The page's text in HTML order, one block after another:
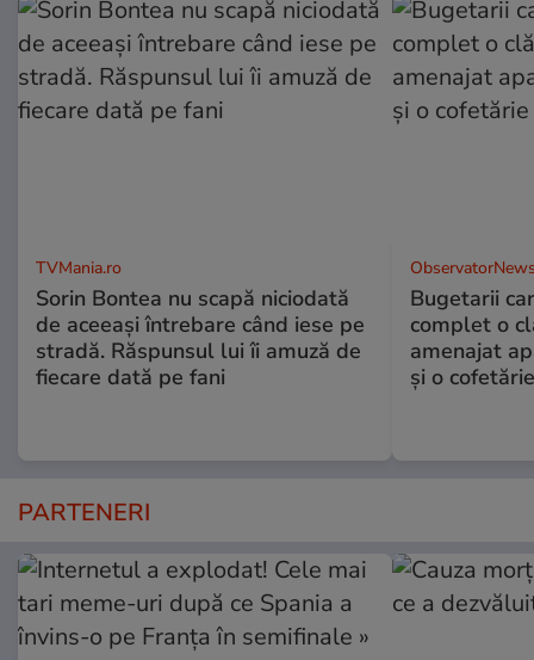
TVMania.ro
Sorin Bontea nu scapă niciodată
de aceeași întrebare când iese pe
stradă. Răspunsul lui îi amuză de
fiecare dată pe fani
Bugetarii
complet o
amenajat
și o cofetărie
PARTENERI